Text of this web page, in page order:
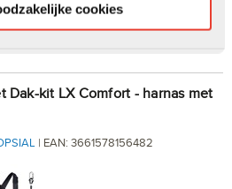
cookies
| EAN: 3661578156482